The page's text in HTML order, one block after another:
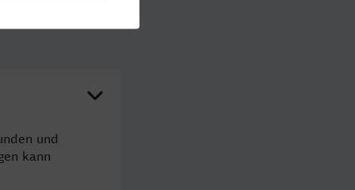
und
kann